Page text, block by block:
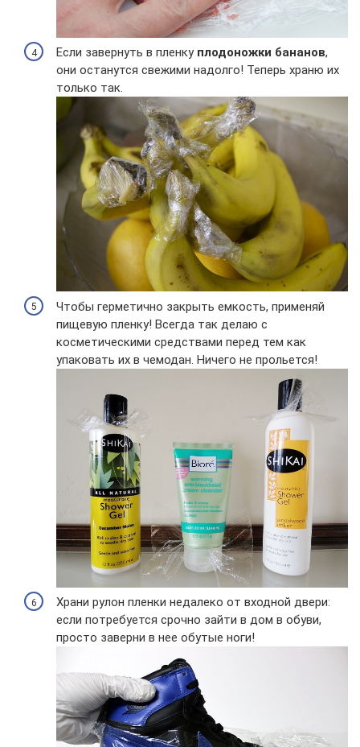
Если завернуть в пленку плодоножки бананов,
они останутся свежими надолго! Теперь храню их
только так.
Чтобы герметично закрыть емкость, применяй
пищевую пленку! Всегда так делаю с
косметическими средствами перед тем как
упаковать их в чемодан. Ничего не прольется!
Храни рулон пленки недалеко от входной двери:
если потребуется срочно зайти в дом в обуви,
просто заверни в нее обутые ноги!